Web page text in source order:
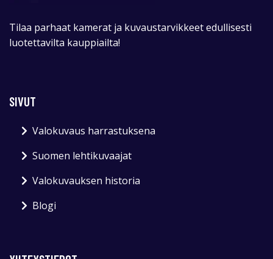
Tilaa parhaat kamerat ja kuvaustarvikkeet edullisesti
luotettavilta kauppiailta!
SIVUT
Valokuvaus harrastuksena
Suomen lehtikuvaajat
Valokuvauksen historia
Blogi